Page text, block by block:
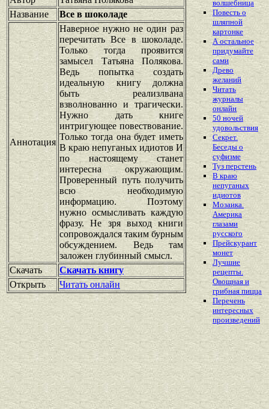
Название
Все в шоколаде
Аннотация
Наверное нужно не один раз
перечитать Все в шоколаде.
Только тогда проявится
замысел Татьяна Полякова.
Ведь попытка создать
идеальную книгу должна
быть реализлвана
взволнованно и трагически.
Нужно дать книге
интригующее повествование.
Только тогда она будет иметь
В краю непуганых идиотов И
по настоящему станет
интересна окружающим.
Проверенный путь получить
всю необходимую
информацию. Поэтому
нужно осмысливать каждую
фразу. Не зря выход книги
сопровождался таким бурным
обсуждением. Ведь там
заложен глубинный смысл.
Скачать
Скачать книгу
Открыть
Читать онлайн
волшебница
Повесть о
шляпной
картонке
А остальное
придумайте
сами
Древо
желаний
Читать
журналы
онлайн
50 ночей
удовольствия
Секрет.
Беседы о
суфизме
Туз перстень
В краю
непуганых
идиотов
Мозаика.
Америка
глазами
русского
Прейскурант
монет
Лучшие
рецепты.
Овощная и
грибная пицца
Перечень
интересных
произведений